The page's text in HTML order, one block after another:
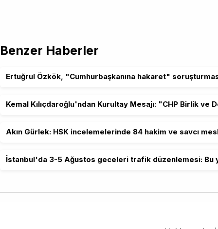
Benzer Haberler
Ertuğrul Özkök, "Cumhurbaşkanına hakaret"
Kemal Kılıçdaroğlu'ndan Kurultay Mesajı: "CHP Birlik
Akın Gürlek: HSK incelemelerinde 84 hakim ve savcı
İstanbul'da 3-5 Ağustos geceleri trafik düzenlemesi: Bu